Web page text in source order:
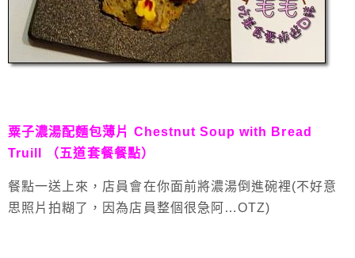
粟子濃湯配麵包薄片 Chestnut Soup with Bread
Truill （五道套餐餐點）
餐點一送上來，店員會在你面前將濃湯倒進碗裡(不好意
思照片拍糊了，因為店員整個很急阿…OTZ)